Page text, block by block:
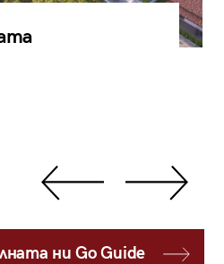
ни Go Guide